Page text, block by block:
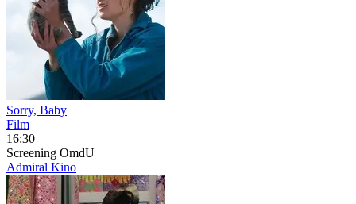
Sorry, Baby
Film
16:30
Screening OmdU
Admiral Kino